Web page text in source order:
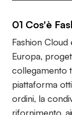
01 Cos'è
Fashion
Europa,
collegamento
piattaforma
ordini, la
rifornimento,